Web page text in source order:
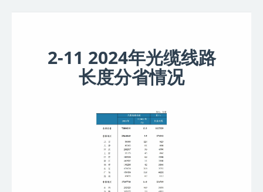
2-11 2024年光缆线路
长度分省情况